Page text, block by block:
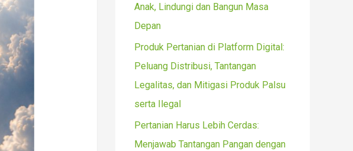
Anak, Lindungi dan Bangun Masa
Depan
Produk Pertanian di Platform Digital:
Peluang Distribusi, Tantangan
Legalitas, dan Mitigasi Produk Palsu
serta Ilegal
Pertanian Harus Lebih Cerdas:
Menjawab Tantangan Pangan dengan